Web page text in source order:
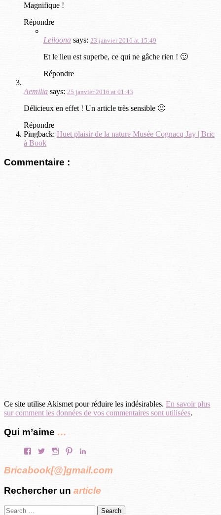
Magnifique !
Répondre
Leiloona says: 23 janvier 2016 at 15:49
Et le lieu est superbe, ce qui ne gâche rien ! 🙂
Répondre
Aemilia says: 25 janvier 2016 at 01:43
Délicieux en effet ! Un article très sensible 🙂
Répondre
Pingback: Huet plaisir de la nature Musée Cognacq Jay | Bric
à Book
Commentaire :
Ce site utilise Akismet pour réduire les indésirables. En savoir plus
sur comment les données de vos commentaires sont utilisées.
Qui m’aime …
FacebookTwitterInstagramPinterest
Bricabook[@]gmail.com
Rechercher un article
Search